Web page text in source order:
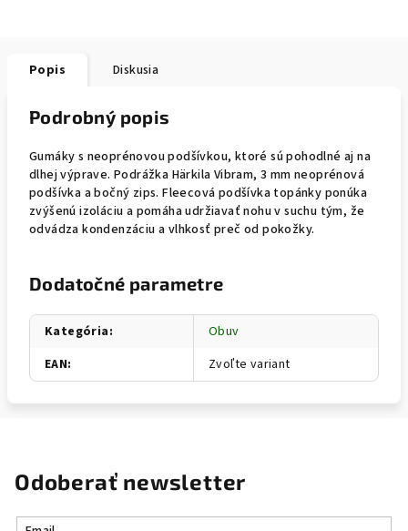
Popis Diskusia
Podrobný popis
Gumáky s neoprénovou podšívkou, ktoré sú pohodlné aj na
dlhej výprave. Podrážka Härkila Vibram, 3 mm neoprénová
podšívka a bočný zips. Fleecová podšívka topánky ponúka
zvýšenú izoláciu a pomáha udržiavať nohu v suchu tým, že
odvádza kondenzáciu a vlhkosť preč od pokožky.
Dodatočné parametre
Kategória:
Obuv
EAN: Zvoľte variant
Odoberať newsletter